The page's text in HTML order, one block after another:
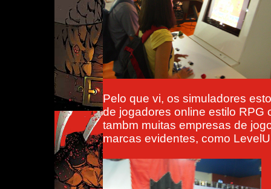
Pelo que vi, os simuladores
de jogadores online estilo RPG
tambm muitas empresas de
marcas evidentes, como